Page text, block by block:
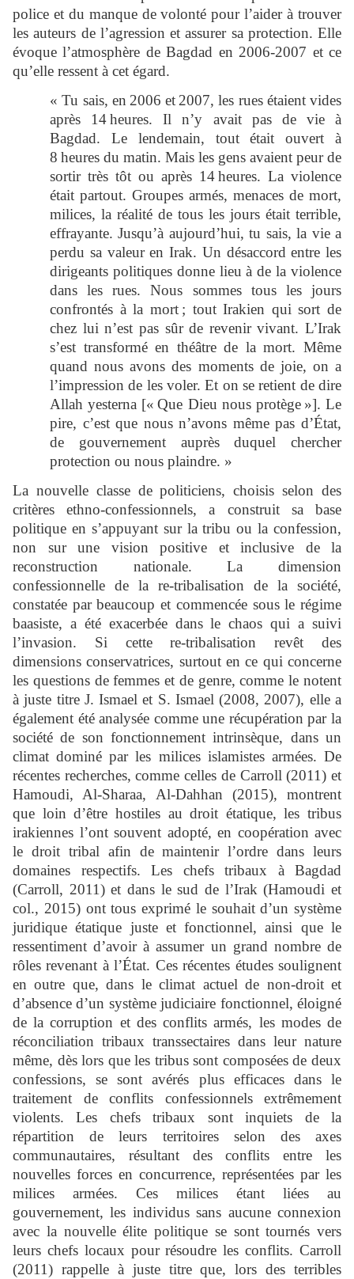
police et du manque de volonté pour l’aider à trouver
les auteurs de l’agression et assurer sa protection. Elle
évoque l’atmosphère de Bagdad en 2006-2007 et ce
qu’elle ressent à cet égard.
« Tu sais, en 2006 et 2007, les rues étaient vides
après 14 heures. Il n’y avait pas de vie à
Bagdad. Le lendemain, tout était ouvert à
8 heures du matin. Mais les gens avaient peur de
sortir très tôt ou après 14 heures. La violence
était partout. Groupes armés, menaces de mort,
milices, la réalité de tous les jours était terrible,
effrayante. Jusqu’à aujourd’hui, tu sais, la vie a
perdu sa valeur en Irak. Un désaccord entre les
dirigeants politiques donne lieu à de la violence
dans les rues. Nous sommes tous les jours
confrontés à la mort ; tout Irakien qui sort de
chez lui n’est pas sûr de revenir vivant. L’Irak
s’est transformé en théâtre de la mort. Même
quand nous avons des moments de joie, on a
l’impression de les voler. Et on se retient de dire
Allah yesterna [« Que Dieu nous protège »]. Le
pire, c’est que nous n’avons même pas d’État,
de gouvernement auprès duquel chercher
protection ou nous plaindre. »
La nouvelle classe de politiciens, choisis selon des
critères ethno-confessionnels, a construit sa base
politique en s’appuyant sur la tribu ou la confession,
non sur une vision positive et inclusive de la
reconstruction nationale. La dimension
confessionnelle de la re-tribalisation de la société,
constatée par beaucoup et commencée sous le régime
baasiste, a été exacerbée dans le chaos qui a suivi
l’invasion. Si cette re-tribalisation revêt des
dimensions conservatrices, surtout en ce qui concerne
les questions de femmes et de genre, comme le notent
à juste titre J. Ismael et S. Ismael (2008, 2007), elle a
également été analysée comme une récupération par la
société de son fonctionnement intrinsèque, dans un
climat dominé par les milices islamistes armées. De
récentes recherches, comme celles de Carroll (2011) et
Hamoudi, Al-Sharaa, Al-Dahhan (2015), montrent
que loin d’être hostiles au droit étatique, les tribus
irakiennes l’ont souvent adopté, en coopération avec
le droit tribal afin de maintenir l’ordre dans leurs
domaines respectifs. Les chefs tribaux à Bagdad
(Carroll, 2011) et dans le sud de l’Irak (Hamoudi et
col., 2015) ont tous exprimé le souhait d’un système
juridique étatique juste et fonctionnel, ainsi que le
ressentiment d’avoir à assumer un grand nombre de
rôles revenant à l’État. Ces récentes études soulignent
en outre que, dans le climat actuel de non-droit et
d’absence d’un système judiciaire fonctionnel, éloigné
de la corruption et des conflits armés, les modes de
réconciliation tribaux transsectaires dans leur nature
même, dès lors que les tribus sont composées de deux
confessions, se sont avérés plus efficaces dans le
traitement de conflits confessionnels extrêmement
violents. Les chefs tribaux sont inquiets de la
répartition de leurs territoires selon des axes
communautaires, résultant des conflits entre les
nouvelles forces en concurrence, représentées par les
milices armées. Ces milices étant liées au
gouvernement, les individus sans aucune connexion
avec la nouvelle élite politique se sont tournés vers
leurs chefs locaux pour résoudre les conflits. Carroll
(2011) rappelle à juste titre que, lors des terribles